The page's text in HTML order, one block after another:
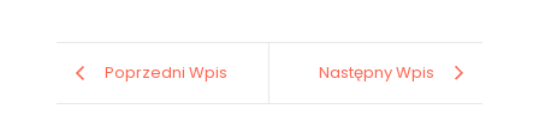
Poprzedni Wpis Następny Wpis